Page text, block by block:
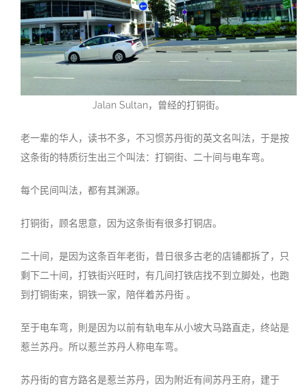
Jalan Sultan，曾经的打铜街。
老一辈的华人，读书不多，不习惯苏丹街的英文名叫法，于是按
这条街的特质衍生出三个叫法：打铜街、二十间与电车弯。
每个民间叫法，都有其渊源。
打铜街，顾名思意，因为这条街有很多打铜店。
二十间，是因为这条百年老街，昔日很多古老的店铺都拆了，只
剩下二十间，打铁街兴旺时，有几间打铁店找不到立脚处，也跑
到打铜街来，铜铁一家，陪伴着苏丹街 。
至于电车弯，則是因为以前有轨电车从小坡大马路直走，终站是
惹兰苏丹。所以惹兰苏丹人称电车弯。
苏丹街的官方路名是惹兰苏丹，因为附近有间苏丹王府，建于